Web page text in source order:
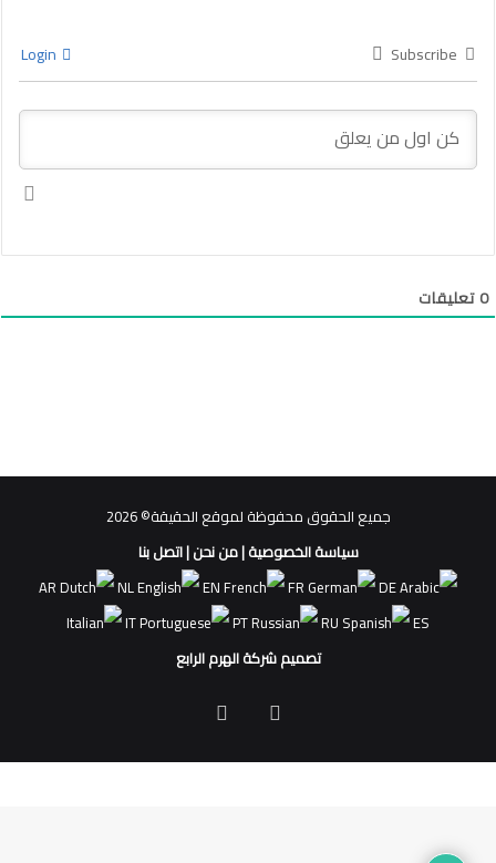
Subscribe
0تعليقات
جميع الحقوق محفوظة لموقع الحقيقة© 2026
سياسة الخصوصية|من نحن|اتصل بنا
AR
NL EN FR
DE
IT
PT RU
ES
تصميم شركة الهرم الرابع
فيسبوك
الموقع